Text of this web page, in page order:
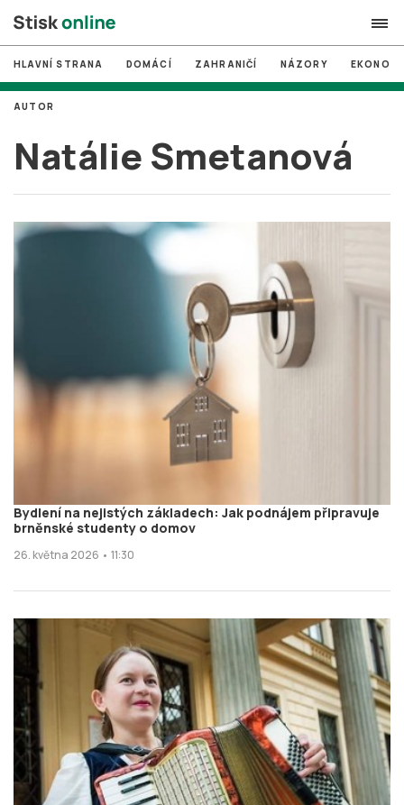
search
# MUNI
# Brno
# volby
login PŘIHLÁSIT SE
HLAVNÍ STRANA DOMÁCÍ ZAHRANIČÍ NÁZORY
Natálie Smetanová
AUTOR
Bydlení na nejistých základech: Jak podnájem připravuje
brněnské studenty o domov
26. května 2026 • 11:30